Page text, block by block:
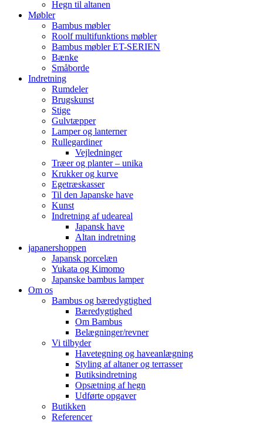
Hegn til altanen
Møbler
Bambus møbler
Roolf multifunktions møbler
Bambus møbler ET-SERIEN
Bænke
Småborde
Indretning
Rumdeler
Brugskunst
Stige
Gulvtæpper
Lamper og lanterner
Rullegardiner
Vejledninger
Træer og planter – unika
Krukker og kurve
Egetræskasser
Til den Japanske have
Kunst
Indretning af udeareal
Japansk have
Altan indretning
japanershoppen
Japansk porcelæn
Yukata og Kimomo
Japanske bambus lamper
Om os
Bambus og bæredygtighed
Bæredygtighed
Om Bambus
Belægninger/revner
Vi tilbyder
Havetegning og haveanlægning
Styling af altaner og terrasser
Butiksindretning
Opsætning af hegn
Udførte opgaver
Butikken
Referencer